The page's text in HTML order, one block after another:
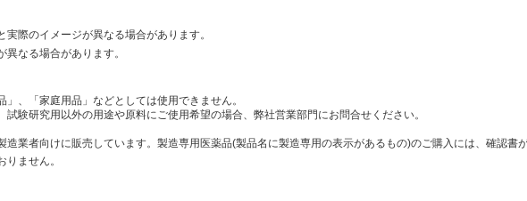
際のイメージが異なる場合があります。
なる場合があります。
、「家庭用品」などとしては使用できません。
験研究用以外の用途や原料にご使用希望の場合、弊社営業部門にお問合せください。
業者向けに販売しています。製造専用医薬品(製品名に製造専用の表示があるもの)のご購入には、確認書が
ません。